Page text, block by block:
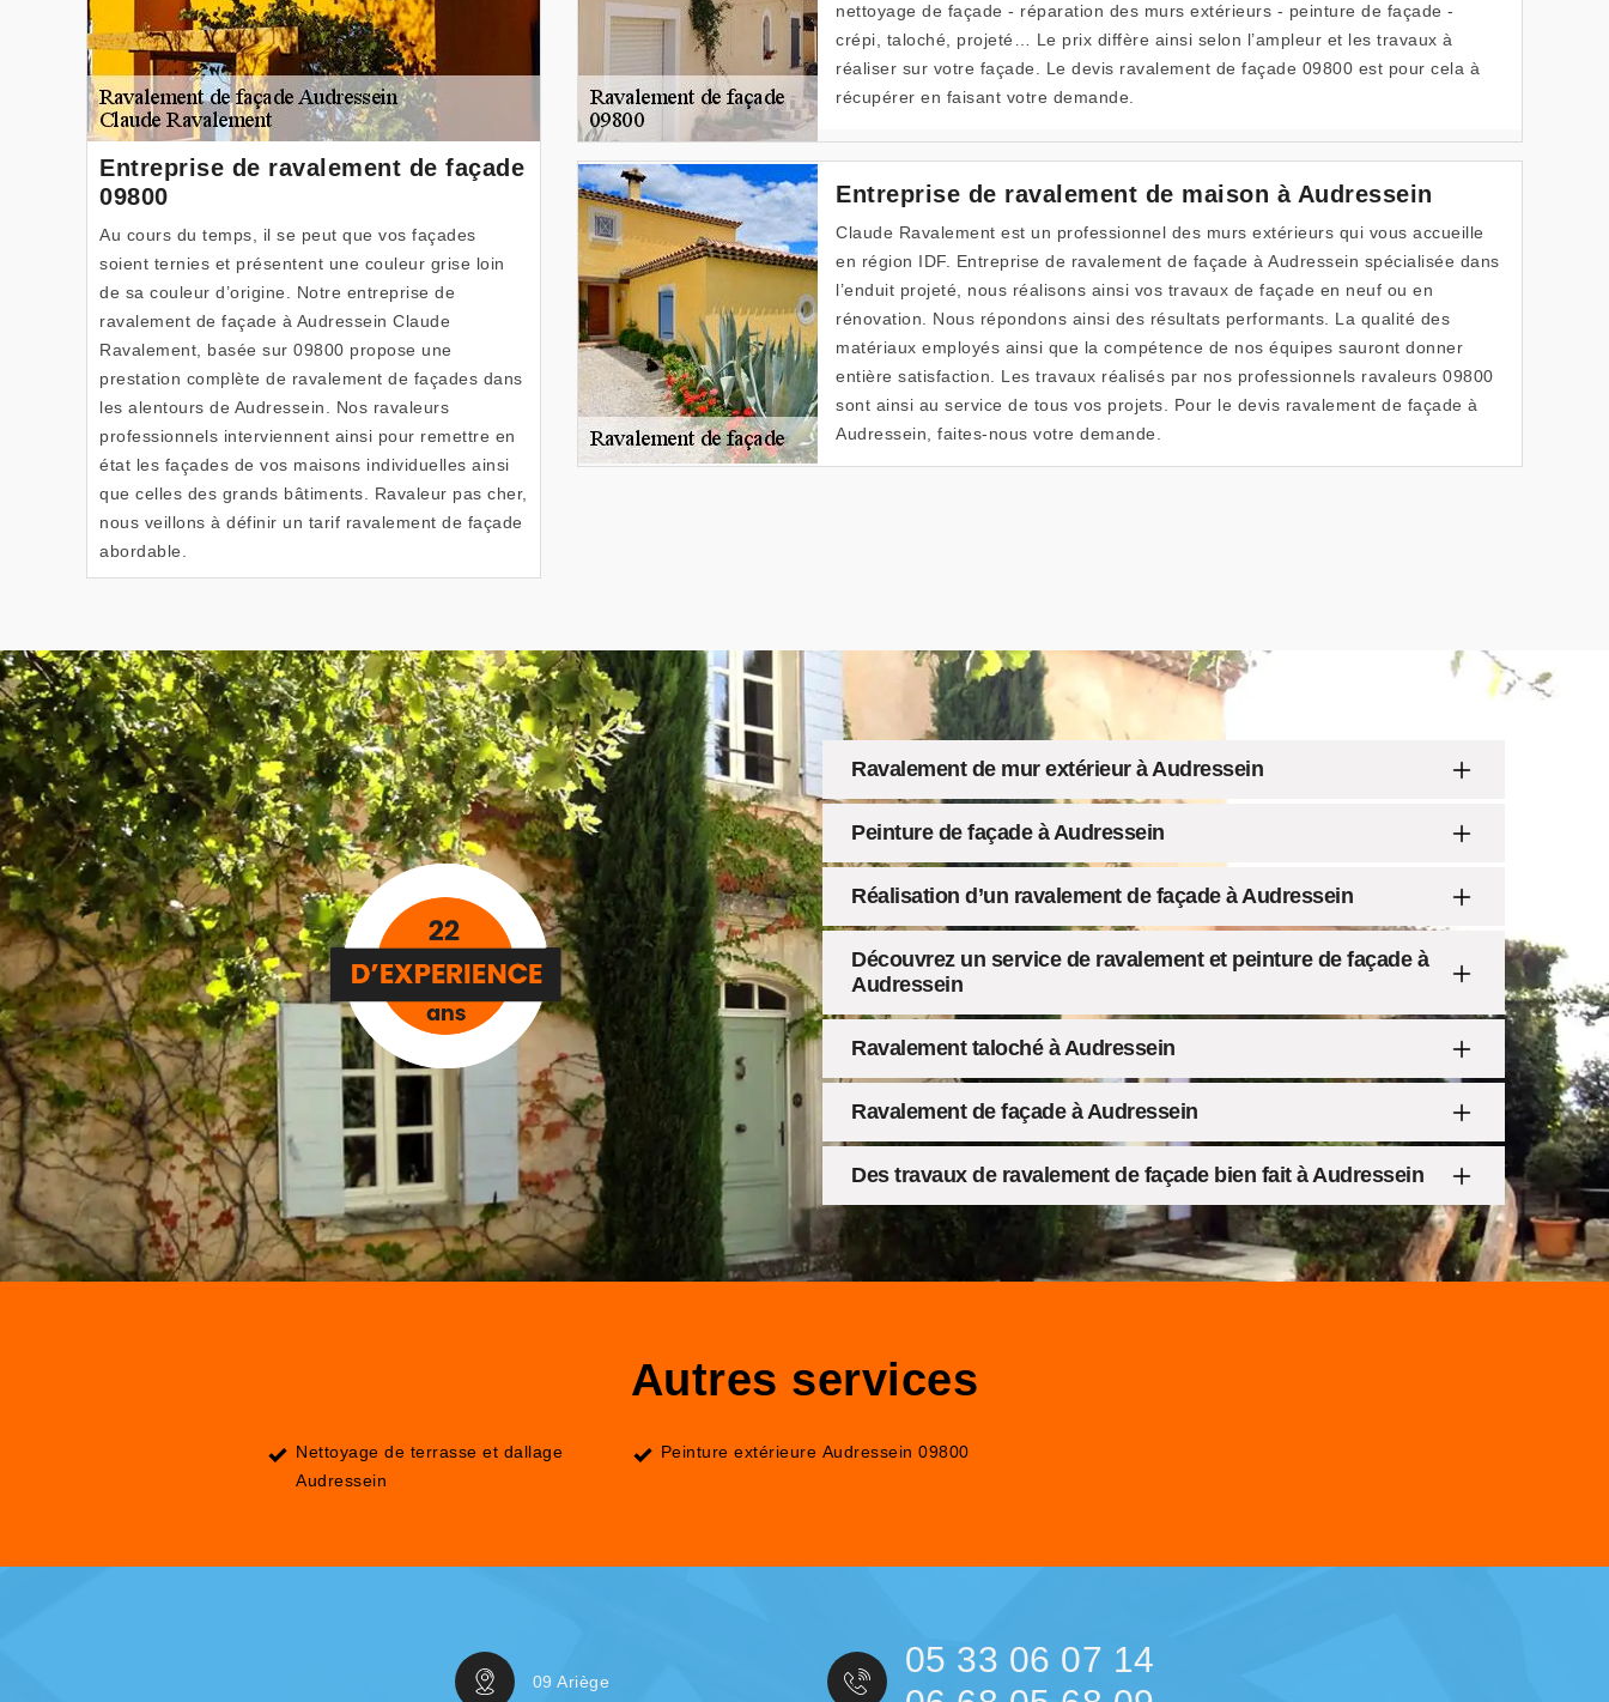
Entreprise de ravalement de façade
09800
Au cours du temps, il se peut que vos façades
soient ternies et présentent une couleur grise loin
de sa couleur d’origine. Notre entreprise de
ravalement de façade à Audressein Claude
Ravalement, basée sur 09800 propose une
prestation complète de ravalement de façades dans
les alentours de Audressein. Nos ravaleurs
professionnels interviennent ainsi pour remettre en
état les façades de vos maisons individuelles ainsi
que celles des grands bâtiments. Ravaleur pas cher,
nous veillons à définir un tarif ravalement de façade
abordable.
nettoyage de façade - réparation des murs extérieurs - peinture de façade -
crépi, taloché, projeté… Le prix diffère ainsi selon l’ampleur et les travaux à
réaliser sur votre façade. Le devis ravalement de façade 09800 est pour cela à
récupérer en faisant votre demande.
Entreprise de ravalement de maison à Audressein
Claude Ravalement est un professionnel des murs extérieurs qui vous accueille
en région IDF. Entreprise de ravalement de façade à Audressein spécialisée dans
l’enduit projeté, nous réalisons ainsi vos travaux de façade en neuf ou en
rénovation. Nous répondons ainsi des résultats performants. La qualité des
matériaux employés ainsi que la compétence de nos équipes sauront donner
entière satisfaction. Les travaux réalisés par nos professionnels ravaleurs 09800
sont ainsi au service de tous vos projets. Pour le devis ravalement de façade à
Audressein, faites-nous votre demande.
Ravalement de mur extérieur à Audressein
Peinture de façade à Audressein
Réalisation d’un ravalement de façade à Audressein
Découvrez un service de ravalement et peinture de façade à
Audressein
Ravalement taloché à Audressein
Ravalement de façade à Audressein
Des travaux de ravalement de façade bien fait à Audressein
Autres services
Nettoyage de terrasse et dallage
Audressein
Peinture extérieure Audressein 09800
09 Ariège
05 33 06 07 14